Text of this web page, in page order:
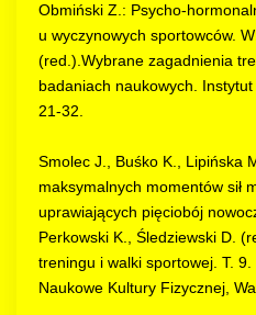
Obmiński Z.: Psycho-
u wyczynowych sportowców.
(red.).Wybrane zagadnienia
badaniach naukowych.
21-32.
Smolec J., Buśko K., Lipińska
maksymalnych momentów sił
uprawiających pięciobój
Perkowski K., Śledziewski D.
treningu i walki sportowej. T.
Naukowe Kultury Fizycznej,